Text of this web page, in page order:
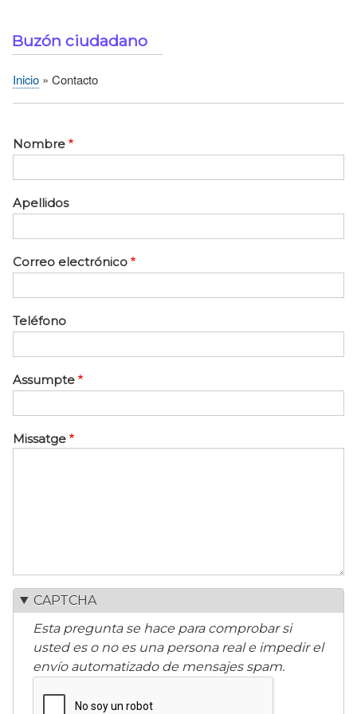
Buzón ciudadano
Sobrescribir
de
ayuda
la
navegación
Inicio Contacto
Nombre
Apellidos
Correo electrónico
Teléfono
Assumpte
Missatge
CAPTCHA
Esta pregunta se hace para comprobar si
usted es o no es una persona real e impedir el
envío automatizado de mensajes spam.